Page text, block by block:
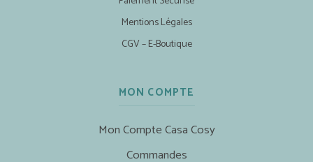
Mentions Légales
CGV – E-Boutique
MON COMPTE
Mon Compte Casa Cosy
Commandes